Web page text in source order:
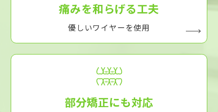
痛みを和らげる工夫
優しいワイヤーを使用
部分矯正にも対応